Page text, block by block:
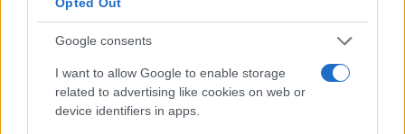
Google consents
I want to allow Google to enable storage
related to advertising like cookies on web or
device identifiers in apps.
Percentuale media annua di incremento
salariale nel Regno Unito
Quanti sono gli incrementi annuali di stipendio
nel Regno Unito? Con che frequenza i